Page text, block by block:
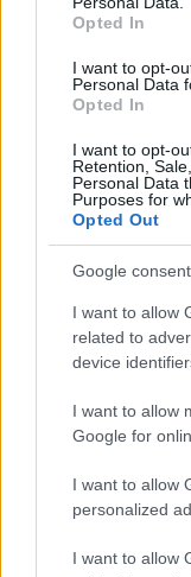
Opted In
I want to opt-
Personal Data
Opted In
I want to opt-
Retention,
Personal Data
Purposes for
Opted Out
Google
I want to allow
related to
device
I want to allow
Google for
I want to allow
personalized
I want to allow
Vasárnap
figyelmeztetés
MAGYAR ÉPÍTŐK